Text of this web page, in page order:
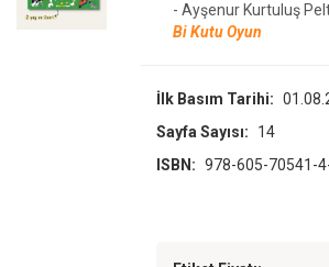
- Ayşenur Kurtuluş
Bi Kutu Oyun
İlk Basım Tarihi:
Sayfa Sayısı:
14
ISBN: 978-605-70541-